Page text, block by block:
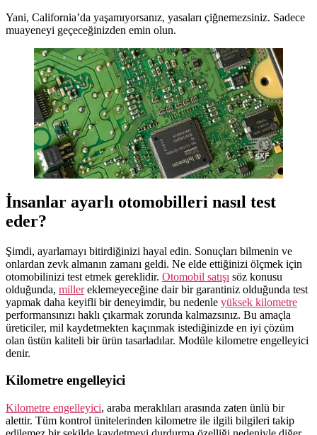
Yani, California’da yaşamıyorsanız, yasaları çiğnemezsiniz. Sadece
muayeneyi geçeceğinizden emin olun.
İnsanlar ayarlı otomobilleri nasıl test
eder?
Şimdi, ayarlamayı bitirdiğinizi hayal edin. Sonuçları bilmenin ve
onlardan zevk almanın zamanı geldi. Ne elde ettiğinizi ölçmek için
otomobilinizi test etmek gereklidir. Otomobil satışı söz konusu
olduğunda, millereklemeyeceğine dair bir garantiniz olduğunda test
yapmak daha keyifli bir deneyimdir, bu nedenle yüksek kilometre
performansınızı haklı çıkarmak zorunda kalmazsınız. Bu amaçla
üreticiler, mil kaydetmekten kaçınmak istediğinizde en iyi çözüm
olan üstün kaliteli bir ürün tasarladılar. Modüle kilometre engelleyici
denir.
Kilometre engelleyici
Kilometre engelleyici, araba meraklıları arasında zaten ünlü bir
alettir. Tüm kontrol ünitelerinden kilometre ile ilgili bilgileri takip